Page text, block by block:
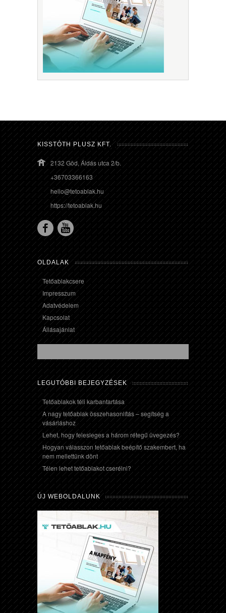
KISSTÓTH PLUSZ KFT.
2132 Göd, Áldás utca 2/b.
+36703366163
hello@tetoablak.hu
https://tetoablak.hu
OLDALAK
Tetőablakcsere
Impresszum
Adatvédelem
Kapcsolat
Állásajánlat
LEGUTÓBBI BEJEGYZÉSEK
Tetőablakok téli karbantartása
A nagy tetőablak összehasonlítás – segítség a
vásárláshoz
Lehet, hogy felesleges a három rétegű üvegezés?
Hogyan válasszon tetőablak beépítő szakembert, ha
nem mellettünk dönt
Télen lehet tetőablakot cserélni?
ÚJ WEBOLDALUNK